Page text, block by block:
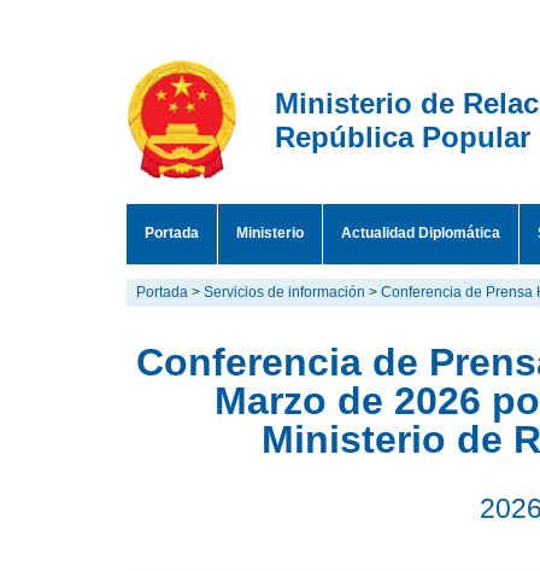
Ministerio de
República Popular
Portada Ministerio Actualidad Diplomática
Portada > Servicios de información > Conferencia de Prensa
Conferencia de
Marzo de 2026
Ministerio de